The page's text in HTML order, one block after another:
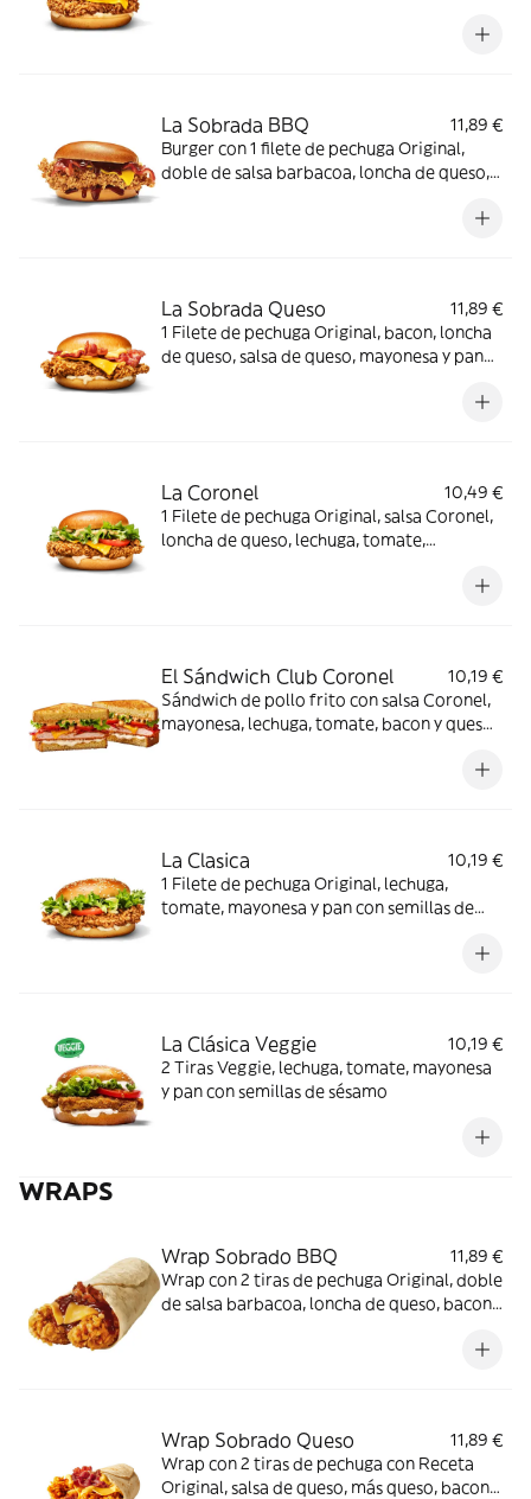
La Sobrada BBQ
11,89 €
Burger con 1 filete de pechuga Original,
doble de salsa barbacoa, loncha de queso,
La Sobrada Queso
11,89 €
1 Filete de pechuga Original, bacon, loncha
de queso, salsa de queso, mayonesa y pan
La Coronel
10,49 €
1 Filete de pechuga Original, salsa Coronel,
loncha de queso, lechuga, tomate,
El Sándwich Club Coronel
10,19 €
Sándwich de pollo frito con salsa Coronel,
mayonesa, lechuga, tomate, bacon y queso,
La Clasica
10,19 €
1 Filete de pechuga Original, lechuga,
tomate, mayonesa y pan con semillas de
La Clásica Veggie
10,19 €
2 Tiras Veggie, lechuga, tomate, mayonesa
y pan con semillas de sésamo
WRAPS
Wrap Sobrado BBQ
11,89 €
Wrap con 2 tiras de pechuga Original, doble
de salsa barbacoa, loncha de queso, bacon
Wrap Sobrado Queso
11,89 €
Wrap con 2 tiras de pechuga con Receta
Original, salsa de queso, más queso, bacon y